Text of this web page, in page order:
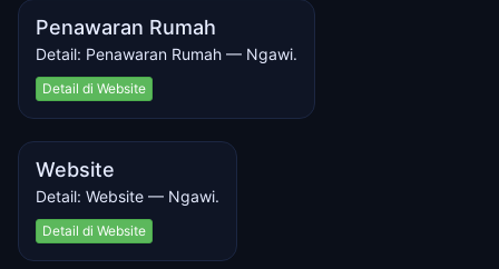
Penawaran Rumah
Detail: Penawaran Rumah — Ngawi.
Detail di Website
Website
Detail: Website — Ngawi.
Detail di Website